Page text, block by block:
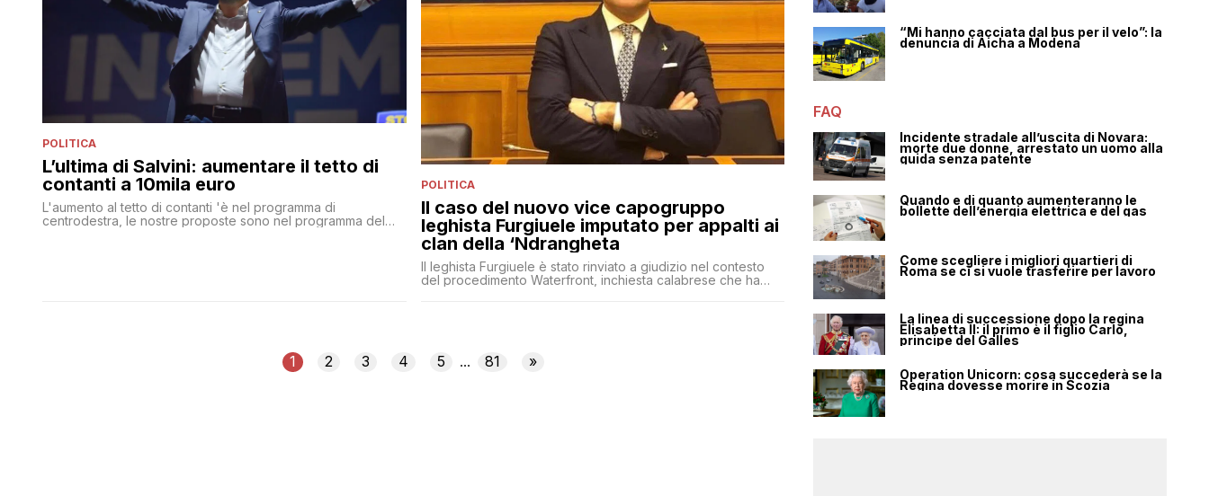
POLITICA
L’ultima di Salvini: aumentare il tetto di
contanti a 10mila euro
L'aumento al tetto di contanti 'è nel programma di
centrodestra, le nostre proposte sono nel programma del
POLITICA
Il caso del nuovo vice capogruppo
leghista Furgiuele imputato per appalti ai
clan della ‘Ndrangheta
Il leghista Furgiuele è stato rinviato a giudizio nel contesto
del procedimento Waterfront, inchiesta calabrese che ha
1 2 3 4 5 ... 81 »
“Mi hanno cacciata dal bus per il velo”: la
denuncia di Aicha a Modena
FAQ
Incidente stradale all’uscita di Novara:
morte due donne, arrestato un uomo alla
guida senza patente
Quando e di quanto aumenteranno le
bollette dell’energia elettrica e del gas
Come scegliere i migliori quartieri di
Roma se ci si vuole trasferire per lavoro
La linea di successione dopo la regina
Elisabetta II: il primo è il figlio Carlo,
principe del Galles
Operation Unicorn: cosa succederà se la
Regina dovesse morire in Scozia